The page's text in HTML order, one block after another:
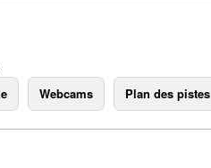
Webcams Plan des pistes